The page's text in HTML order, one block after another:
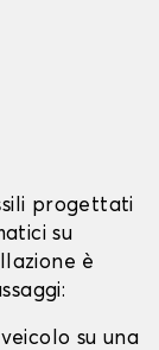
progettati
su
è
su una